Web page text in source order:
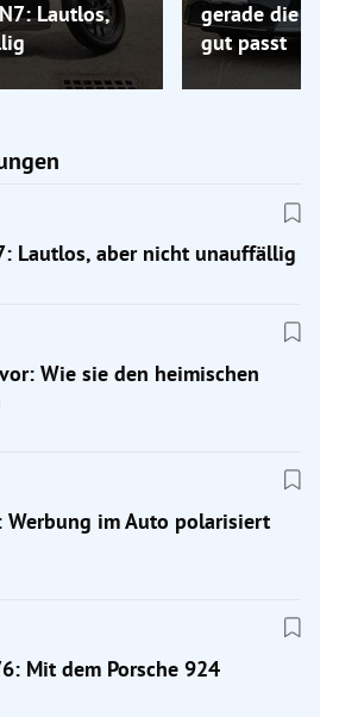
Lautlos,
gerade die
gut passt
Lautlos, aber nicht unauffällig
Wie sie den heimischen
Werbung im Auto polarisiert
Mit dem Porsche 924